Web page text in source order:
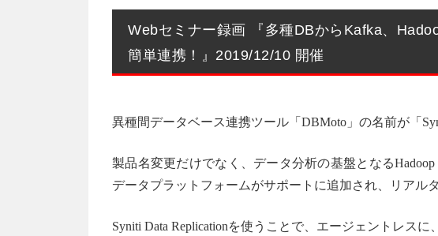
Webセミナー録画 『多種DBからKafka、
簡単連携！』2019/12/10 開催
異種間データベース連携ツール「DBMoto」の名前が「
製品名変更だけでなく、データ分析の基盤となる
データプラットフォームがサポートに追加され、リアル
Syniti Data Replicationを使うことで、エージェントレスに、